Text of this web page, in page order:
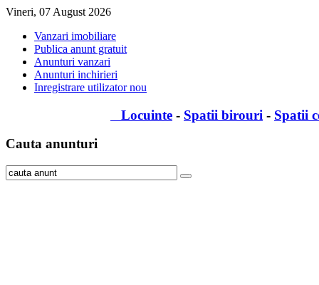
Vineri, 07 August 2026
Vanzari imobiliare
Publica anunt gratuit
Anunturi vanzari
Anunturi inchirieri
Inregistrare utilizator nou
Locuinte - Spatii birouri - Spatii
Cauta anunturi